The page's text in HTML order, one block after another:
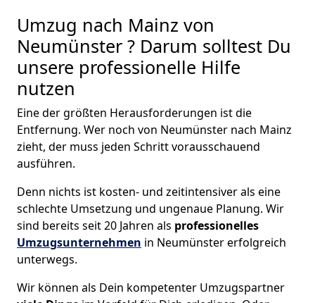
Umzug nach Mainz von
Neumünster ? Darum solltest Du
unsere professionelle Hilfe
nutzen
Eine der größten Herausforderungen ist die
Entfernung. Wer noch von Neumünster nach Mainz
zieht, der muss jeden Schritt vorausschauend
ausführen.
Denn nichts ist kosten- und zeitintensiver als eine
schlechte Umsetzung und ungenaue Planung. Wir
sind bereits seit 20 Jahren als professionelles
Umzugsunternehmen in Neumünster erfolgreich
unterwegs.
Wir können als Dein kompetenter Umzugspartner